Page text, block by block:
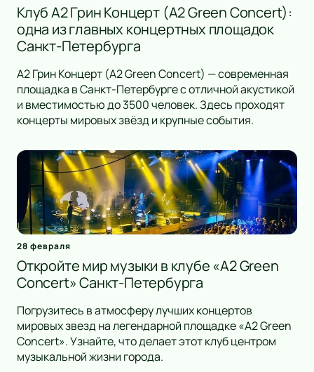
Клуб А2 Грин Концерт (A2 Green Concert):
одна из главных концертных площадок
Санкт-Петербурга
А2 Грин Концерт (A2 Green Concert) — современная
площадка в Санкт-Петербурге с отличной акустикой
и вместимостью до 3500 человек. Здесь проходят
концерты мировых звёзд и крупные события.
28 февраля
Откройте мир музыки в клубе «A2 Green
Concert» Санкт-Петербурга
Погрузитесь в атмосферу лучших концертов
мировых звезд на легендарной площадке «A2 Green
Concert». Узнайте, что делает этот клуб центром
музыкальной жизни города.